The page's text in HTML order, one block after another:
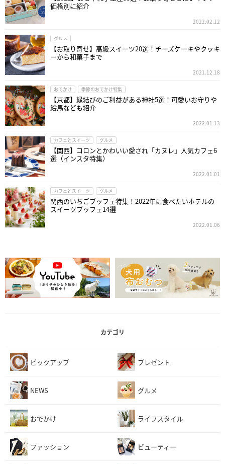
価格別に紹介
2022.02.12
グルメ
【お取り寄せ】高級スイーツ20選！チーズケーキやクッキ
ーから和菓子まで
2021.12.18
おでかけ 季節のおでかけ特集
【京都】縁結びのご利益がある神社5選！可愛いお守りや
絵馬なども紹介
2022.01.13
カフェとスイーツ グルメ
【関西】コロンとかわいい愛され「カヌレ」人気カフェ6
選（インスタ特集）
2022.01.01
カフェとスイーツ グルメ
関西のいちごブッフェ特集！2022年に食べたいホテルの
スイーツブッフェ14選
2022.01.06
カテゴリ
ピックアップ プレゼント
NEWS グルメ
おでかけ ライフスタイル
ファッション ビューティー